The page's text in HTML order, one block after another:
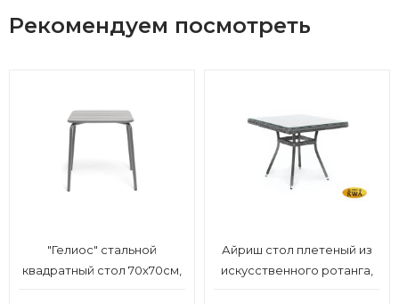
Рекомендуем посмотреть
"Гелиос" стальной
квадратный стол 70х70см,
Айриш стол плетеный из
искусственного ротанга,